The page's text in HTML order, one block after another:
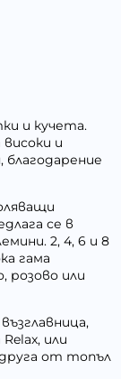
и кучета.
и
благодарение
се в
2, 4, 6 и 8
гама
розово или
или
от топъл